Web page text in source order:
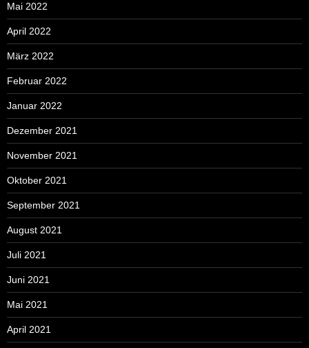
Mai 2022
April 2022
März 2022
Februar 2022
Januar 2022
Dezember 2021
November 2021
Oktober 2021
September 2021
August 2021
Juli 2021
Juni 2021
Mai 2021
April 2021